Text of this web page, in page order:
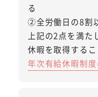
る
②全労働日の8割
上記の2点を満
休暇を取得するこ
年次有給休暇制